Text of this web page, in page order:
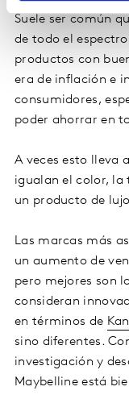
Suele ser común
de todo el
productos con
era de inflación e
consumidores,
poder ahorrar en
A veces esto lleva
igualan el color, la
un producto de
Las marcas más
un aumento de
pero mejores son
consideran
en términos de
sino diferentes.
investigación y
Maybelline está